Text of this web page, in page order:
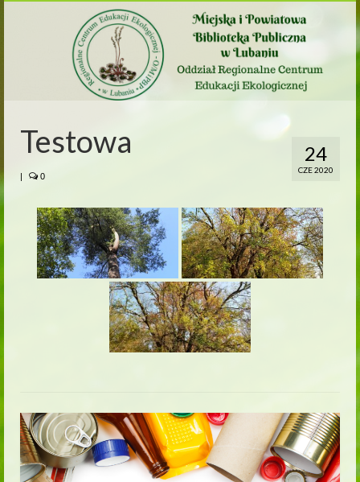
24
CZE 2020
Testowa
| 0